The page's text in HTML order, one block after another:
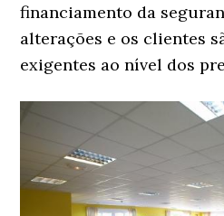
financiamento da
alterações e os clientes
exigentes ao nível dos